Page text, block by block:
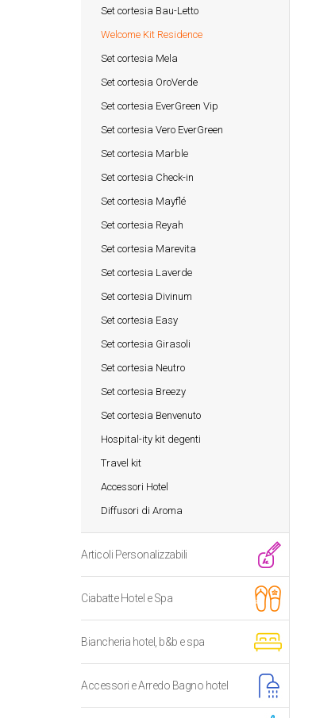
Set cortesia Bau-Letto
Welcome Kit Residence
Set cortesia Mela
Set cortesia OroVerde
Set cortesia EverGreen Vip
Set cortesia Vero EverGreen
Set cortesia Marble
Set cortesia Check-in
Set cortesia Mayflé
Set cortesia Reyah
Set cortesia Marevita
Set cortesia Laverde
Set cortesia Divinum
Set cortesia Easy
Set cortesia Girasoli
Set cortesia Neutro
Set cortesia Breezy
Set cortesia Benvenuto
Hospital-ity kit degenti
Travel kit
Accessori Hotel
Diffusori di Aroma
Articoli Personalizzabili
Ciabatte Hotel e Spa
Biancheria hotel, b&b e spa
Accessori e Arredo Bagno hotel